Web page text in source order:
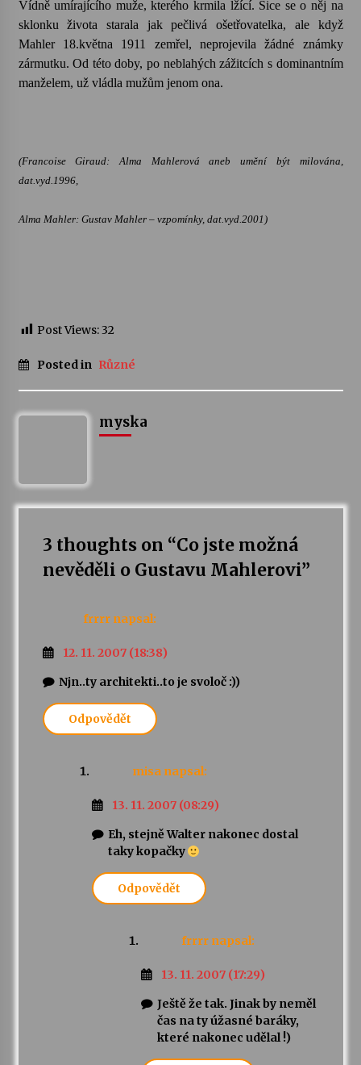
Vídně umírajícího muže, kterého krmila lžící. Sice se o něj na
sklonku života starala jak pečlivá ošetřovatelka, ale když
Mahler 18.května 1911 zemřel, neprojevila žádné známky
zármutku. Od této doby, po neblahých zážitcích s dominantním
manželem, už vládla mužům jenom ona.
(Francoise Giraud:Alma Mahlerová aneb umění být milována,
dat.vyd.1996,
Alma Mahler: Gustav Mahler – vzpomínky, dat.vyd.2001)
Post Views:32
Posted in Různé
myska
3 thoughts on “Co jste možná
nevěděli o Gustavu Mahlerovi”
frrrr napsal:
12. 11. 2007 (18:38)
Njn..ty architekti..to je svoloč :))
Odpovědět
misa napsal:
13. 11. 2007 (08:29)
Eh, stejně Walter nakonec dostal
taky kopačky
Odpovědět
frrrr napsal:
13. 11. 2007 (17:29)
Ještě že tak. Jinak by neměl
čas na ty úžasné baráky,
které nakonec udělal !)